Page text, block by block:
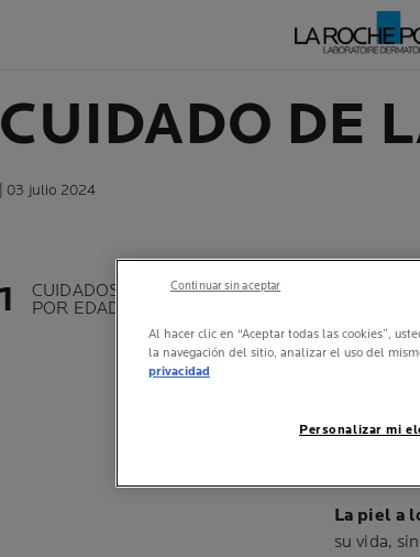
CUIDADO DE
| 03 julio 2024
CUIDADOS DE LA PIEL
POR EDAD
es
según la
La piel a
su vida,
Al hacer clic en “Aceptar todas las cookies”,
la navegación del sitio, analizar el uso del
privacidad
Personalizar mi
Continuar sin aceptar